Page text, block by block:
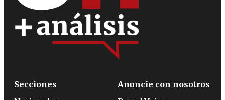
Secciones
Anuncie con nosotros